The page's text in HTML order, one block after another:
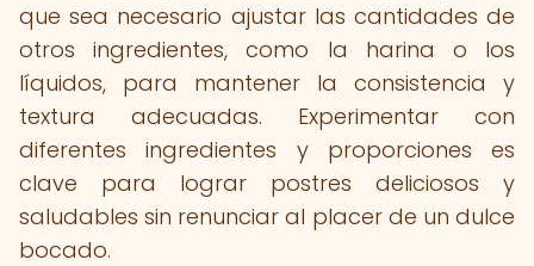
que sea necesario ajustar las cantidades de
otros ingredientes, como la harina o los
líquidos, para mantener la consistencia y
textura adecuadas. Experimentar con
diferentes ingredientes y proporciones es
clave para lograr postres deliciosos y
saludables sin renunciar al placer de un dulce
bocado.